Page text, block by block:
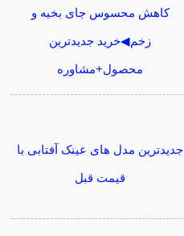
کاهش محسوس جای بخیه و
زخم◀خرید جدیدترین
محصول+مشاوره
جدیدترین مدل های عینک آفتابی با
قیمت قبل